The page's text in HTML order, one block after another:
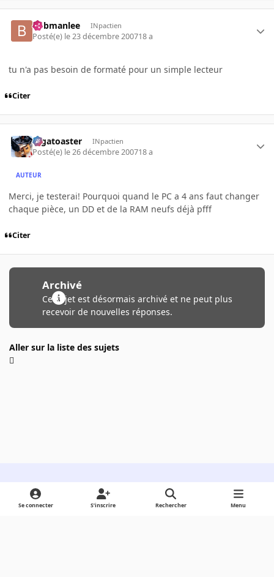
bobmanlee INpactien
Posté(e) le 23 décembre 200718 a
tu n'a pas besoin de formaté pour un simple lecteur
Citer
Gigatoaster INpactien
Posté(e) le 26 décembre 200718 a
AUTEUR
Merci, je testerai! Pourquoi quand le PC a 4 ans faut changer
chaque pièce, un DD et de la RAM neufs déjà pfff
Citer
Archivé
Ce sujet est désormais archivé et ne peut plus
recevoir de nouvelles réponses.
Aller sur la liste des sujets
Light ModeDark ModeSystem Preference
Se connecter S’inscrire Rechercher Menu